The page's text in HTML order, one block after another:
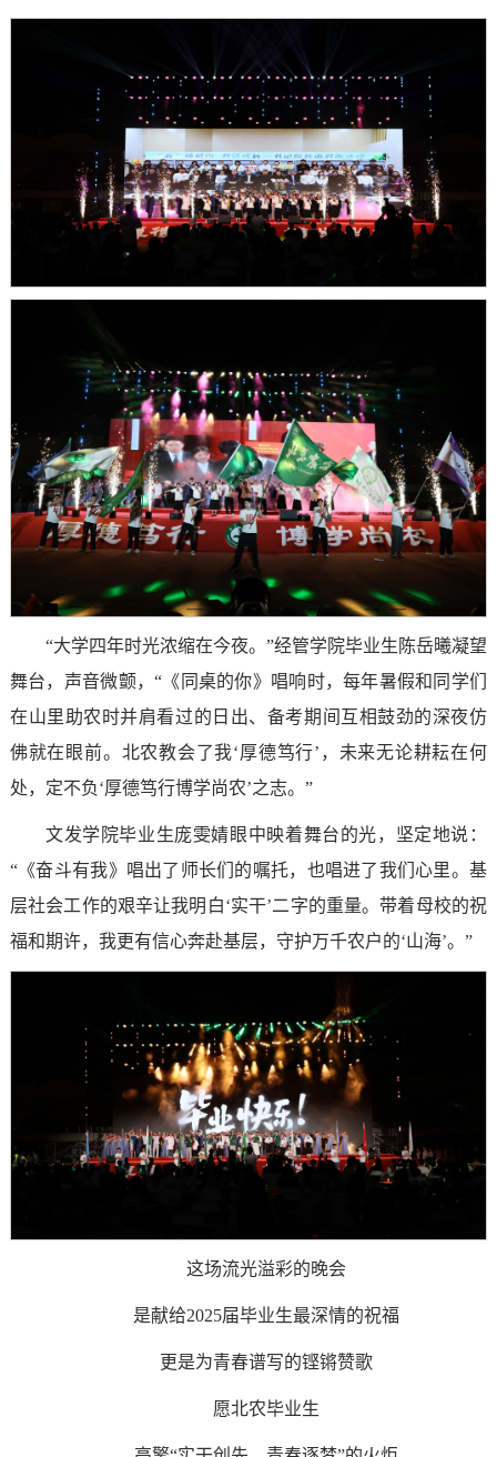
“大学四年时光浓缩在今夜。”经管学院毕业生陈岳曦凝望
舞台，声音微颤，“《同桌的你》唱响时，每年暑假和同学们
在山里助农时并肩看过的日出、备考期间互相鼓劲的深夜仿
佛就在眼前。北农教会了我‘厚德笃行’，未来无论耕耘在何
处，定不负‘厚德笃行博学尚农’之志。”
文发学院毕业生庞雯婧眼中映着舞台的光，坚定地说：
“《奋斗有我》唱出了师长们的嘱托，也唱进了我们心里。基
层社会工作的艰辛让我明白‘实干’二字的重量。带着母校的祝
福和期许，我更有信心奔赴基层，守护万千农户的‘山海’。”
这场流光溢彩的晚会
是献给2025届毕业生最深情的祝福
更是为青春谱写的铿锵赞歌
愿北农毕业生